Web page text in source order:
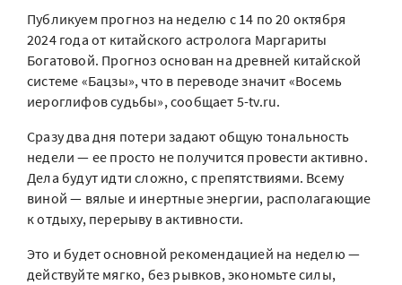
Публикуем прогноз на неделю с 14 по 20 октября
2024 года от китайского астролога Маргариты
Богатовой. Прогноз основан на древней китайской
системе «Бацзы», что в переводе значит «Восемь
иероглифов судьбы», сообщает 5-tv.ru.
Сразу два дня потери задают общую тональность
недели — ее просто не получится провести активно.
Дела будут идти сложно, с препятствиями. Всему
виной — вялые и инертные энергии, располагающие
к отдыху, перерыву в активности.
Это и будет основной рекомендацией на неделю —
действуйте мягко, без рывков, экономьте силы,